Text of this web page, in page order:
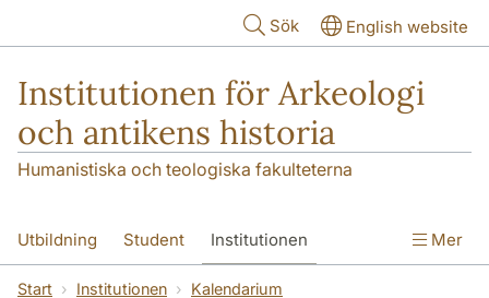
Sök English website
Institutionen för Arkeologi
och antikens historia
Humanistiska och teologiska fakulteterna
Utbildning Student Institutionen
Forskning Kontakt
Mer
Start Institutionen
Kalendarium